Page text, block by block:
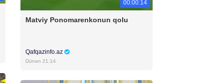
00:00:14
Matviy Ponomarenkonun qolu
Qafqazinfo.az
Dünən 21:14